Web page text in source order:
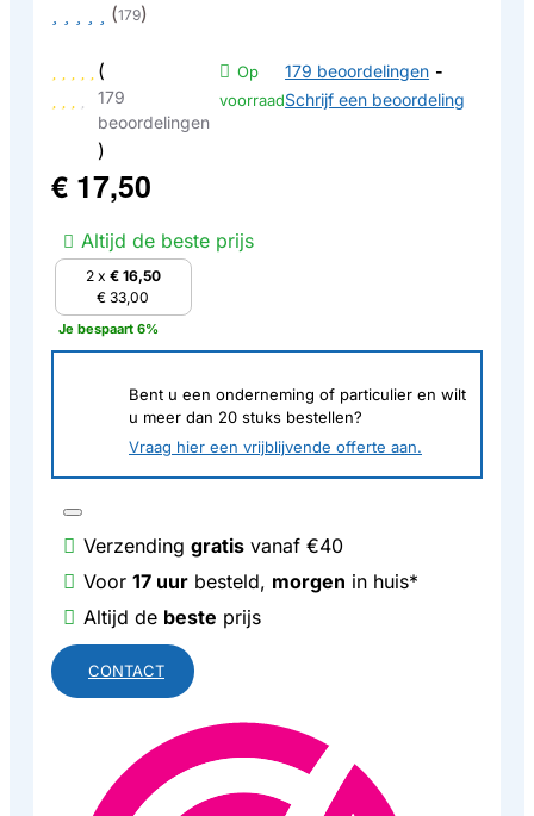
(179)
(
179
beoordelingen
)
Op
voorraad
179 beoordelingen -
Schrijf een beoordeling
€ 17,50
Altijd de beste prijs
2 x € 16,50
€ 33,00
Je bespaart 6%
Bent u een onderneming of particulier en wilt
u meer dan 20 stuks bestellen?
Vraag hier een vrijblijvende offerte aan.
Verzending gratis vanaf €40
Voor 17 uur besteld, morgen in huis*
Altijd de beste prijs
CONTACT